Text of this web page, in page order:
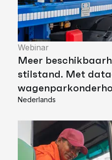
Webinar
Meer
stilstand. Met
Nederlands